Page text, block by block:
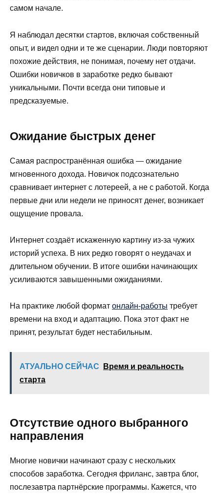
самом начале.
Я наблюдал десятки стартов, включая собственный
опыт, и видел одни и те же сценарии. Люди повторяют
похожие действия, не понимая, почему нет отдачи.
Ошибки новичков в заработке редко бывают
уникальными. Почти всегда они типовые и
предсказуемые.
Ожидание быстрых денег
Самая распространённая ошибка — ожидание
мгновенного дохода. Новичок подсознательно
сравнивает интернет с лотереей, а не с работой. Когда
первые дни или недели не приносят денег, возникает
ощущение провала.
Интернет создаёт искаженную картину из-за чужих
историй успеха. В них редко говорят о неудачах и
длительном обучении. В итоге ошибки начинающих
усиливаются завышенными ожиданиями.
На практике любой формат онлайн-работы требует
времени на вход и адаптацию. Пока этот факт не
принят, результат будет нестабильным.
АТУАЛЬНО СЕЙЧАС
Время и реальность
старта
Отсутствие одного выбранного
направления
Многие новички начинают сразу с нескольких
способов заработка. Сегодня фриланс, завтра блог,
послезавтра партнёрские программы. Кажется, что